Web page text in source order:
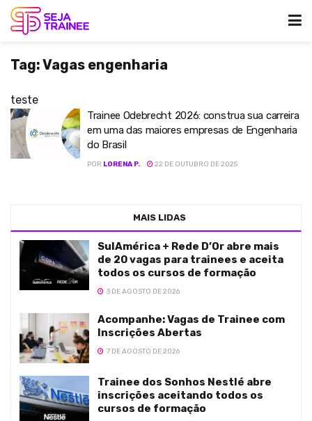
Tag:Vagas engenharia
teste
Trainee Odebrecht 2026: construa sua carreira
em uma das maiores empresas de Engenharia
do Brasil
POR LORENA P. 22 DE OUTUBRO DE 2025
MAIS LIDAS
SulAmérica + Rede D’Or abre mais
de 20 vagas para trainees e aceita
todos os cursos de formação
3 DE AGOSTO DE 2026
Acompanhe: Vagas de Trainee com
Inscrições Abertas
7 DE AGOSTO DE 2026
Trainee dos Sonhos Nestlé abre
inscrições aceitando todos os
cursos de formação